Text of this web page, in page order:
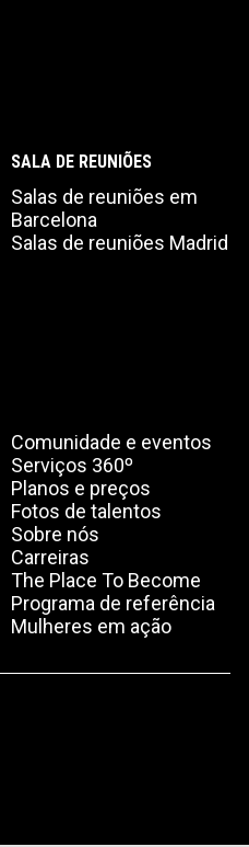
SALA DE REUNIÕES
Salas de reuniões em
Barcelona
Salas de reuniões Madrid
Comunidade e eventos
Serviços 360º
Planos e preços
Fotos de talentos
Sobre nós
Carreiras
The Place To Become
Programa de referência
Mulheres em ação